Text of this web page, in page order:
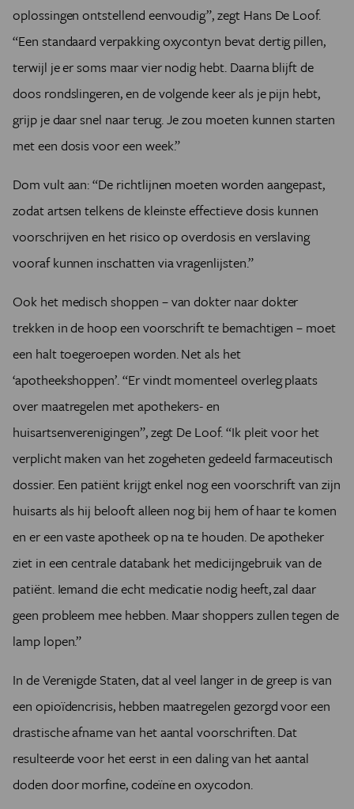
oplossingen ontstellend eenvoudig”, zegt Hans De Loof.
“Een standaard verpakking oxycontyn bevat dertig pillen,
terwijl je er soms maar vier nodig hebt. Daarna blijft de
doos rondslingeren, en de volgende keer als je pijn hebt,
grijp je daar snel naar terug. Je zou moeten kunnen starten
met een dosis voor een week.”
Dom vult aan: “De richtlijnen moeten worden aangepast,
zodat artsen telkens de kleinste effectieve dosis kunnen
voorschrijven en het risico op overdosis en verslaving
vooraf kunnen inschatten via vragenlijsten.”
Ook het medisch shoppen – van dokter naar dokter
trekken in de hoop een voorschrift te bemachtigen – moet
een halt toegeroepen worden. Net als het
‘apotheekshoppen’. “Er vindt momenteel overleg plaats
over maatregelen met apothekers- en
huisartsenverenigingen”, zegt De Loof. “Ik pleit voor het
verplicht maken van het zogeheten gedeeld farmaceutisch
dossier. Een patiënt krijgt enkel nog een voorschrift van zijn
huisarts als hij belooft alleen nog bij hem of haar te komen
en er een vaste apotheek op na te houden. De apotheker
ziet in een centrale databank het medicijngebruik van de
patiënt. Iemand die echt medicatie nodig heeft, zal daar
geen probleem mee hebben. Maar shoppers zullen tegen de
lamp lopen.”
In de Verenigde Staten, dat al veel langer in de greep is van
een opioïdencrisis, hebben maatregelen gezorgd voor een
drastische afname van het aantal voorschriften. Dat
resulteerde voor het eerst in een daling van het aantal
doden door morfine, codeïne en oxycodon.